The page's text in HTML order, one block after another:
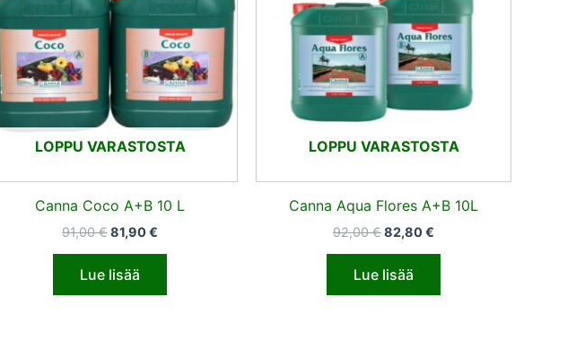
LOPPU VARASTOSTA
Canna Coco A+B 10 L
91,00€81,90€
Lue lisää
LOPPU VARASTOSTA
Canna Aqua Flores A+B 10L
92,00€82,80€
Lue lisää